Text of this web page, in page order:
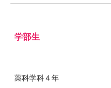
学部生
薬科学科４年